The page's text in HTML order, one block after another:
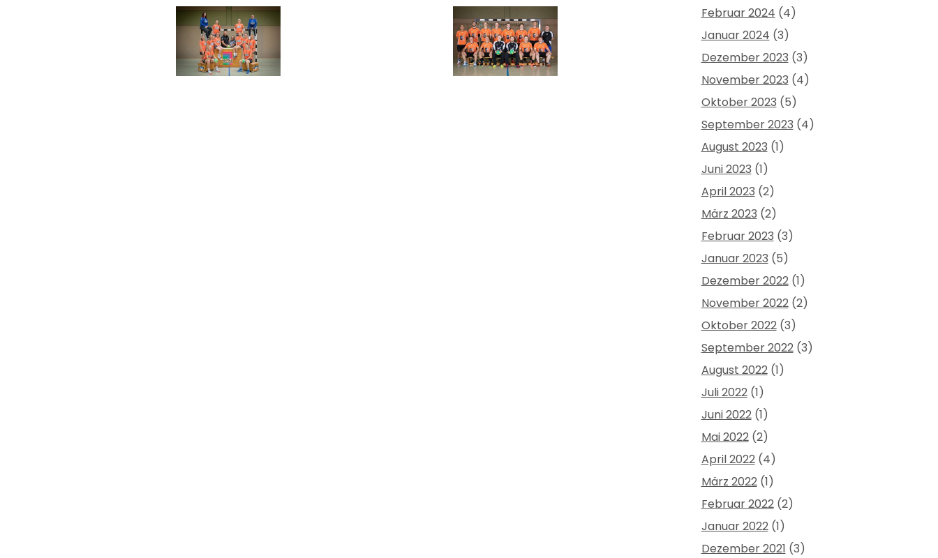
Februar 2024 (4)
Januar 2024 (3)
Dezember 2023 (3)
November 2023 (4)
Oktober 2023 (5)
September 2023 (4)
August 2023 (1)
Juni 2023 (1)
April 2023 (2)
März 2023 (2)
Februar 2023 (3)
Januar 2023 (5)
Dezember 2022(1)
November 2022(2)
Oktober 2022(3)
September 2022(3)
August 2022(1)
Juli 2022(1)
Juni 2022(1)
Mai 2022(2)
April 2022(4)
März 2022(1)
Februar 2022(2)
Januar 2022(1)
Dezember 2021 (3)